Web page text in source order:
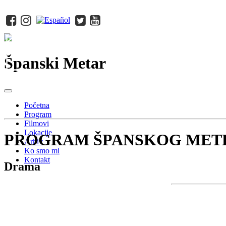
Španski Metar
Početna
Program
Filmovi
Lokacije
Arhiv
Ko smo mi
Kontakt
PROGRAM ŠPANSKOG
Drama